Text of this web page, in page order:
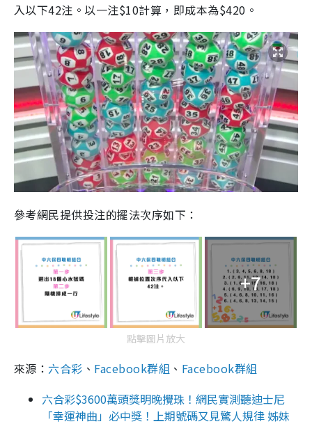
入以下42注。以一注$10計算，即成本為$420。
參考網民提供投注的擺法次序如下：
+7
點擊圖片放大
來源： 六合彩 、 Facebook群組 、 Facebook群組
六合彩$3600萬頭獎明晚攪珠！網民實測聽迪士尼
「幸運神曲」必中獎！上期號碼又見驚人規律 姊妹